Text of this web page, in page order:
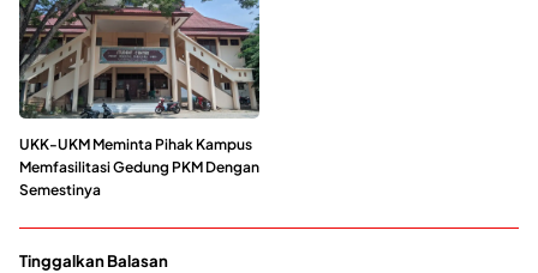
UKK-UKM Meminta Pihak Kampus
Memfasilitasi Gedung PKM Dengan
Semestinya
Tinggalkan Balasan